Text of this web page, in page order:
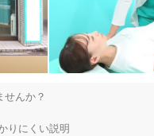
ースあり
フ在籍
せんか？
りにくい説明